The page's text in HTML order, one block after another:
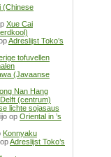
(Chinese
Xue Cai
Adreslijst Toko’s
tofuvellen
(Javaanse
Nan Hang
(centrum)
lichte sojasaus
op Oriental in ’s
Konnyaku
opAdreslijst Toko’s